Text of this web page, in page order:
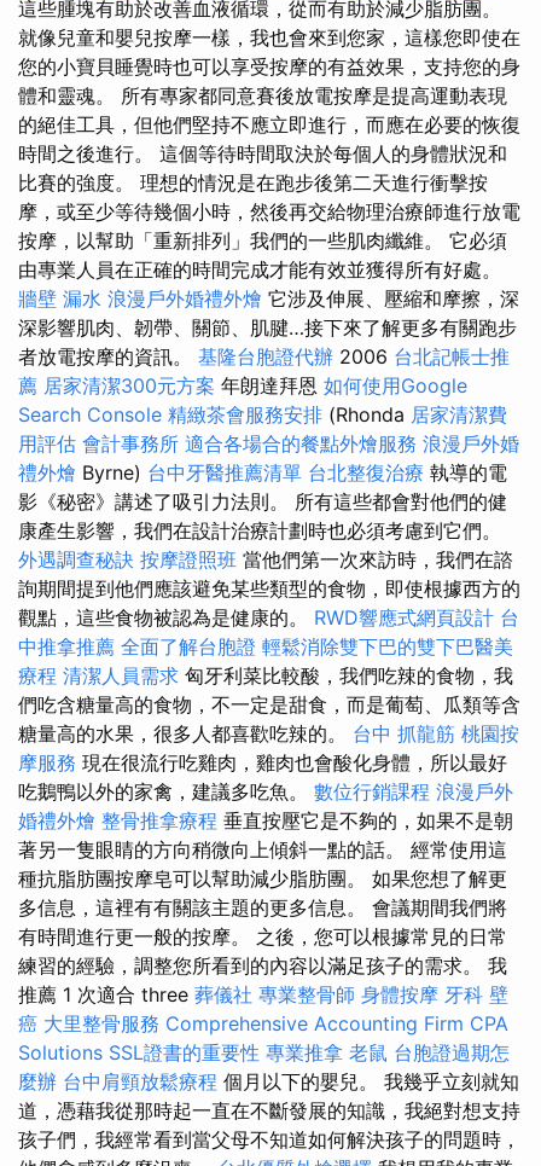
這些腫塊有助於改善血液循環，從而有助於減少脂肪團。
就像兒童和嬰兒按摩一樣，我也會來到您家，這樣您即使在
您的小寶貝睡覺時也可以享受按摩的有益效果，支持您的身
體和靈魂。 所有專家都同意賽後放電按摩是提高運動表現
的絕佳工具，但他們堅持不應立即進行，而應在必要的恢復
時間之後進行。 這個等待時間取決於每個人的身體狀況和
比賽的強度。 理想的情況是在跑步後第二天進行衝擊按
摩，或至少等待幾個小時，然後再交給物理治療師進行放電
按摩，以幫助「重新排列」我們的一些肌肉纖維。 它必須
由專業人員在正確的時間完成才能有效並獲得所有好處。
牆壁 漏水 浪漫戶外婚禮外燴 它涉及伸展、壓縮和摩擦，深
深影響肌肉、韌帶、關節、肌腱…接下來了解更多有關跑步
者放電按摩的資訊。 基隆台胞證代辦 2006 台北記帳士推
薦 居家清潔300元方案 年朗達拜恩 如何使用Google
Search Console 精緻茶會服務安排 (Rhonda 居家清潔費
用評估 會計事務所 適合各場合的餐點外燴服務 浪漫戶外婚
禮外燴 Byrne) 台中牙醫推薦清單 台北整復治療 執導的電
影《秘密》講述了吸引力法則。 所有這些都會對他們的健
康產生影響，我們在設計治療計劃時也必須考慮到它們。
外遇調查秘訣 按摩證照班 當他們第一次來訪時，我們在諮
詢期間提到他們應該避免某些類型的食物，即使根據西方的
觀點，這些食物被認為是健康的。 RWD響應式網頁設計 台
中推拿推薦 全面了解台胞證 輕鬆消除雙下巴的雙下巴醫美
療程 清潔人員需求 匈牙利菜比較酸，我們吃辣的食物，我
們吃含糖量高的食物，不一定是甜食，而是葡萄、瓜類等含
糖量高的水果，很多人都喜歡吃辣的。 台中 抓龍筋 桃園按
摩服務 現在很流行吃雞肉，雞肉也會酸化身體，所以最好
吃鵝鴨以外的家禽，建議多吃魚。 數位行銷課程 浪漫戶外
婚禮外燴 整骨推拿療程 垂直按壓它是不夠的，如果不是朝
著另一隻眼睛的方向稍微向上傾斜一點的話。 經常使用這
種抗脂肪團按摩皂可以幫助減少脂肪團。 如果您想了解更
多信息，這裡有有關該主題的更多信息。 會議期間我們將
有時間進行更一般的按摩。 之後，您可以根據常見的日常
練習的經驗，調整您所看到的內容以滿足孩子的需求。 我
推薦 1 次適合 three 葬儀社 專業整骨師 身體按摩 牙科 壁
癌 大里整骨服務 Comprehensive Accounting Firm CPA
Solutions SSL證書的重要性 專業推拿 老鼠 台胞證過期怎
麼辦 台中肩頸放鬆療程 個月以下的嬰兒。 我幾乎立刻就知
道，憑藉我從那時起一直在不斷發展的知識，我絕對想支持
孩子們，我經常看到當父母不知道如何解決孩子的問題時，